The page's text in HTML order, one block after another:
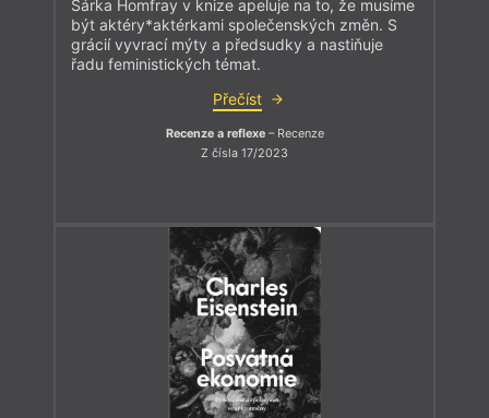
Šárka Homfray v knize apeluje na to, že musíme
být aktéry*aktérkami společenských změn. S
grácií vyvrací mýty a předsudky a nastiňuje
řadu feministických témat.
Přečíst
Recenze a reflexe– Recenze
Z čísla 17/2023